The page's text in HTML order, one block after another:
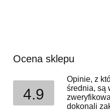
Ocena sklepu
4.9
Opinie, z
średnia, są
dokonali